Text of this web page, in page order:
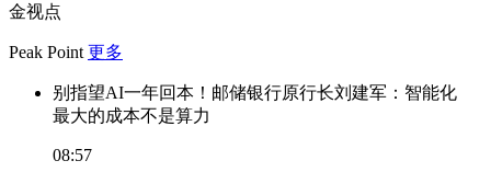
金视点
Peak Point 更多
别指望AI一年回本！邮储银行原行长刘建军：智能化
最大的成本不是算力
08:57